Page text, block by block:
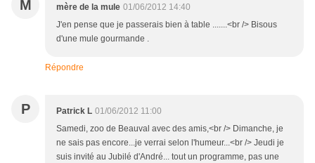
M mère de la mule 01/06/2012 14:40
J'en pense que je passerais bien à table .......<br /> Bisous
d'une mule gourmande .
Répondre
P Patrick L 01/06/2012 11:00
Samedi, zoo de Beauval avec des amis,<br /> Dimanche, je
ne sais pas encore...je verrai selon l'humeur...<br /> Jeudi je
suis invité au Jubilé d'André... tout un programme, pas une